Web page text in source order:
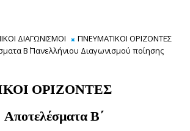
ΔΙΑΓΩΝΙΣΜΟΙ
ΠΝΕΥΜΑΤΙΚΟΙ ΟΡΙΖΟΝΤΕΣ
Β΄ Πανελλήνιου Διαγωνισμού ποίησης
ΟΡΙΖΟΝΤΕΣ
Β΄